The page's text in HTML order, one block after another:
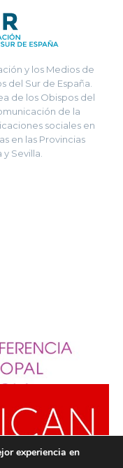
y los Medios de
del Sur de España.
de los Obispos del
de la
sociales en
en las Provincias
y Sevilla.
experiencia en